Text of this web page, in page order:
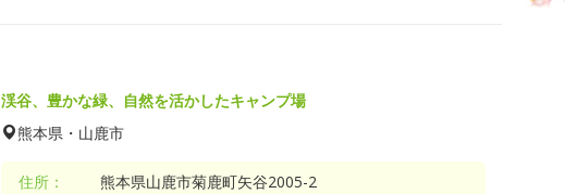
渓谷、豊かな緑、自然を活かしたキャンプ場
熊本県・山鹿市
住所：
熊本県山鹿市菊鹿町矢谷2005-2